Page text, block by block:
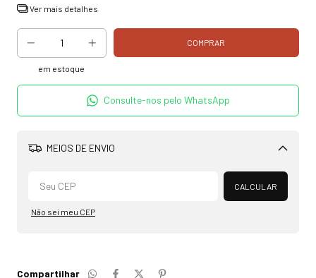
Ver mais detalhes
em estoque
Consulte-nos pelo WhatsApp
MEIOS DE ENVIO
Alterar CEP
CALCULAR
Não sei meu CEP
Compartilhar